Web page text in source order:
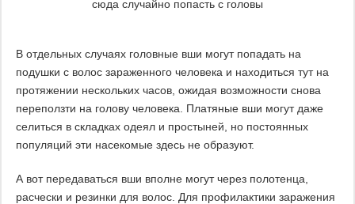
В отдельных случаях головные вши могут попадать на
подушки с волос зараженного человека и находиться тут на
протяжении нескольких часов, ожидая возможности снова
переползти на голову человека. Платяные вши могут даже
селиться в складках одеял и простыней, но постоянных
популяций эти насекомые здесь не образуют.
А вот передаваться вши вполне могут через полотенца,
расчески и резинки для волос. Для профилактики заражения